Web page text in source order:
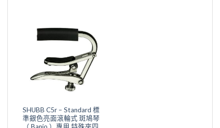
SHUBB C5r – Standard 標
準銀色亮面滾輪式 斑鳩琴